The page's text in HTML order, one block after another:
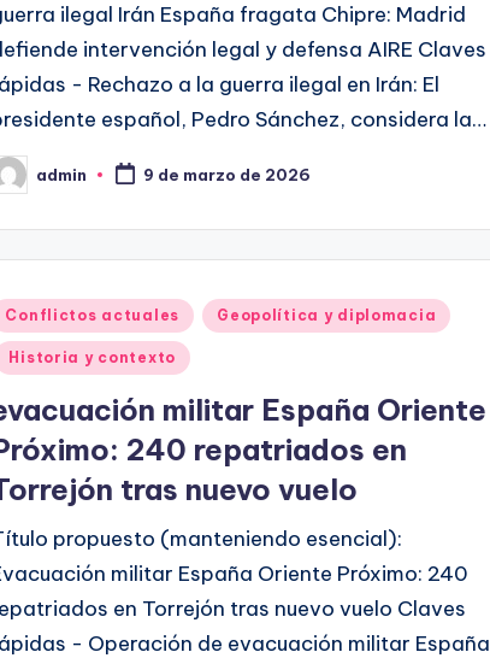
ilegal Irán España fragata Chipre: Madrid
intervención legal y defensa AIRE Claves
- Rechazo a la guerra ilegal en Irán: El
español, Pedro Sánchez, considera la…
admin 9 de marzo de 2026
Conflictos actuales Geopolítica y diplomacia
Historia y contexto
militar España Oriente
240 repatriados en
tras nuevo vuelo
propuesto (manteniendo esencial):
militar España Oriente Próximo: 240
en Torrejón tras nuevo vuelo Claves
- Operación de evacuación militar España